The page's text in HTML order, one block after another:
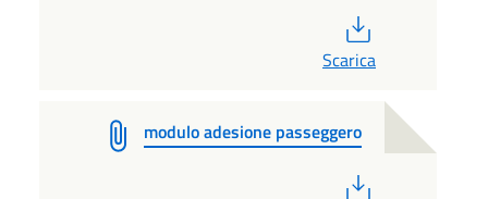
Scarica
modulo adesione passeggero